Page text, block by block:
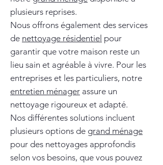
plusieurs reprises.
Nous offrons également des services
de nettoyage résidentiel pour
garantir que votre maison reste un
lieu sain et agréable à vivre. Pour les
entreprises et les particuliers, notre
entretien ménager assure un
nettoyage rigoureux et adapté.
Nos différentes solutions incluent
plusieurs options de grand ménage
pour des nettoyages approfondis
selon vos besoins, que vous pouvez